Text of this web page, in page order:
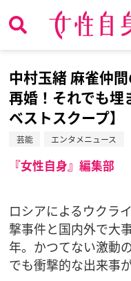
中村玉緒 麻雀仲
再婚！それでも
ベストスクープ】
芸能 エンタメニュース
『女性自身』編集部
ロシアによるウクラ
撃事件と国内外で大
年。かつてない激動
でも衝撃的な出来事